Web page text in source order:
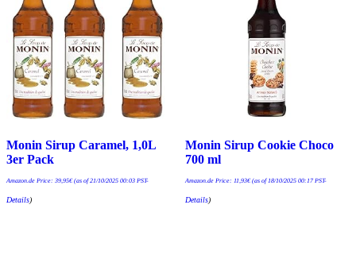
Monin Sirup Caramel, 1,0L
3er Pack
Amazon.de Price: 39,95€(as of 21/10/2025 00:03 PST-
Details)
Monin Sirup Cookie Choco
700 ml
Amazon.de Price: 11,93€(as of 18/10/2025 00:17 PST-
Details)